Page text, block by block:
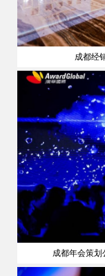
成都经
成都年会策